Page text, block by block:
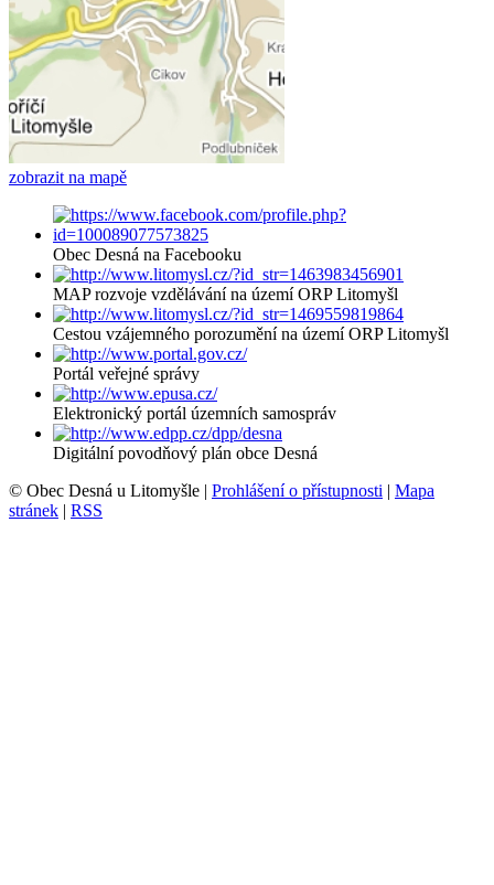
zobrazit na mapě
Obec Desná na Facebooku
MAP rozvoje vzdělávání na území ORP Litomyšl
Cestou vzájemného porozumění na území ORP Litomyšl
Portál veřejné správy
Elektronický portál územních samospráv
Digitální povodňový plán obce Desná
© Obec Desná u Litomyšle | Prohlášení o přístupnosti | Mapa
stránek | RSS